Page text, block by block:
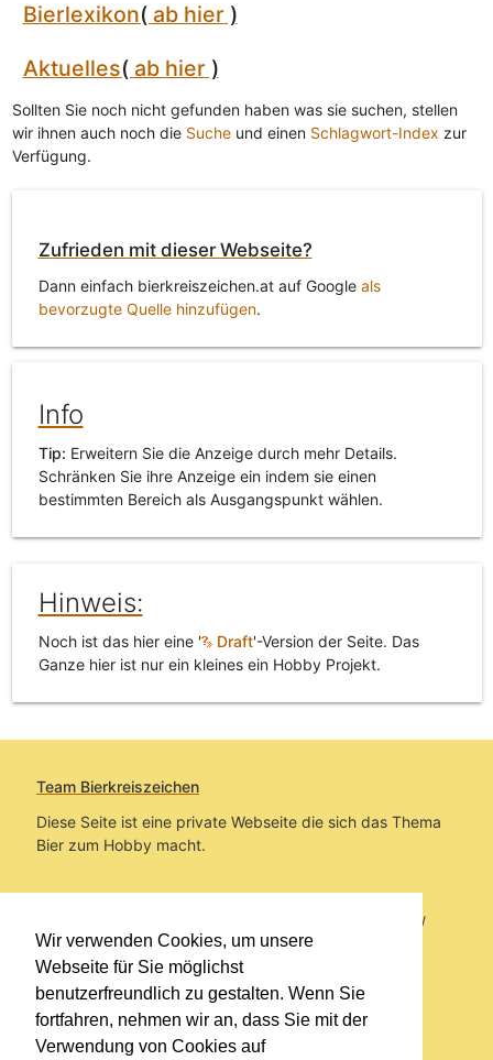
Wir verwenden Cookies, um unsere
Webseite für Sie möglichst
benutzerfreundlich zu gestalten. Wenn Sie
fortfahren, nehmen wir an, dass Sie mit der
Verwendung von Cookies auf
Bierlexikon( ab hier)
Aktuelles( ab hier)
Sollten Sie noch nicht gefunden haben was sie suchen, stellen
wir ihnen auch noch die Sucheund einen Schlagwort-Index zur
Verfügung.
Zufrieden mit dieser Webseite?
Dann einfach bierkreiszeichen.at auf Google als
bevorzugte Quelle hinzufügen.
Info
Tip: Erweitern Sie die Anzeige durch mehr Details.
Schränken Sie ihre Anzeige ein indem sie einen
bestimmten Bereich als Ausgangspunkt wählen.
Hinweis:
Noch ist das hier eine ' Draft'-Version der Seite. Das
Ganze hier ist nur ein kleines ein Hobby Projekt.
Team Bierkreiszeichen
Diese Seite ist eine private Webseite die sich das Thema
Bier zum Hobby macht.
Sie befinden sich auf https://www.bierkreiszeichen.at/
im Pfad:Übers Bier
Erstellt: 2026-08-06
Links